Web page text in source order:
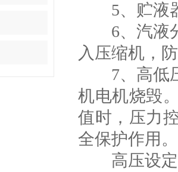
5、贮液器
6、汽液分
入压缩机，
7、高低压
机电机烧毁
值时，压力
全保护作用
高压设定